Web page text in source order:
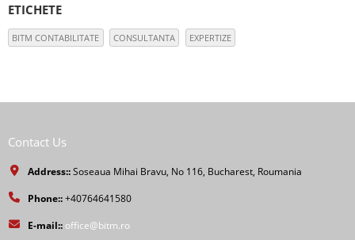
ETICHETE
BITM CONTABILITATE CONSULTANTA EXPERTIZE
Contact Us
Address::Soseaua Mihai Bravu, No 116, Bucharest, Roumania
Phone::+40764641580
E-mail:: office@bitm.ro